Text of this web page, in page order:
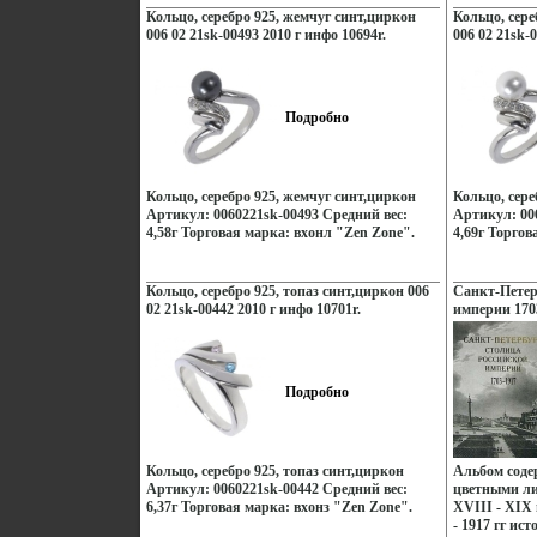
Кольцо, серебро 925, жемчуг синт,циркон
006 02 21sk-00493 2010 г инфо 10694r.
Подробно
Кольцо, серебро 925, жемчуг синт,циркон
Артикул: 0060221sk-00493 Средний вес:
4,58г Торговая марка: вхонл "Zen Zone".
Кольцо, серебро 925, топаз синт,циркон 006
02 21sk-00442 2010 г инфо 10701r.
Подробно
Кольцо, серебро 925, топаз синт,циркон
Артикул: 0060221sk-00442 Средний вес:
6,37г Торговая марка: вхонз "Zen Zone".
Кольцо,
006 02 21sk-
Кольцо,
Артикул:
4,69г
Санкт-
империи
и
Наука, 2003
инфо 3038o.
Альбом
цветными
XVIII - XIX
- 1917 гг